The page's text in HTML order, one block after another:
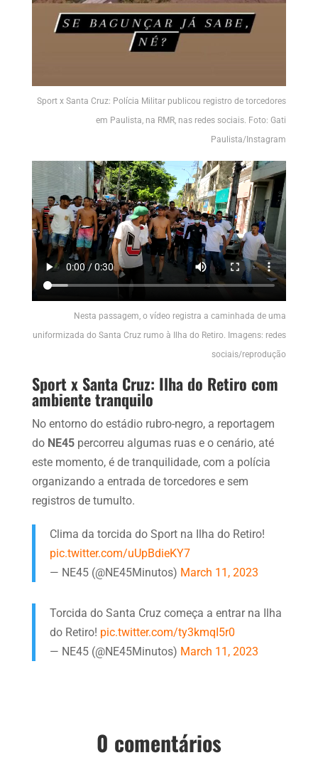
Sport x Santa Cruz: Polícia Militar publicou registro de torcedores
em Paulista, na RMR, nas redes sociais. Foto: Gati
Paulista/Instagram
Nesta passagem, o vídeo registra a caminhada de uma
uniformizada do Santa Cruz rumo à Ilha do Retiro. Imagens: redes
sociais/reprodução
Sport x Santa Cruz: Ilha do Retiro com
ambiente tranquilo
No entorno do estádio rubro-negro, a reportagem
do NE45percorreu algumas ruas e o cenário, até
este momento, é de tranquilidade, com a polícia
organizando a entrada de torcedores e sem
registros de tumulto.
Clima da torcida do Sport na Ilha do Retiro!
pic.twitter.com/uUpBdieKY7
— NE45 (@NE45Minutos) March 11, 2023
Torcida do Santa Cruz começa a entrar na Ilha
do Retiro! pic.twitter.com/ty3kmqI5r0
— NE45 (@NE45Minutos) March 11, 2023
0 comentários